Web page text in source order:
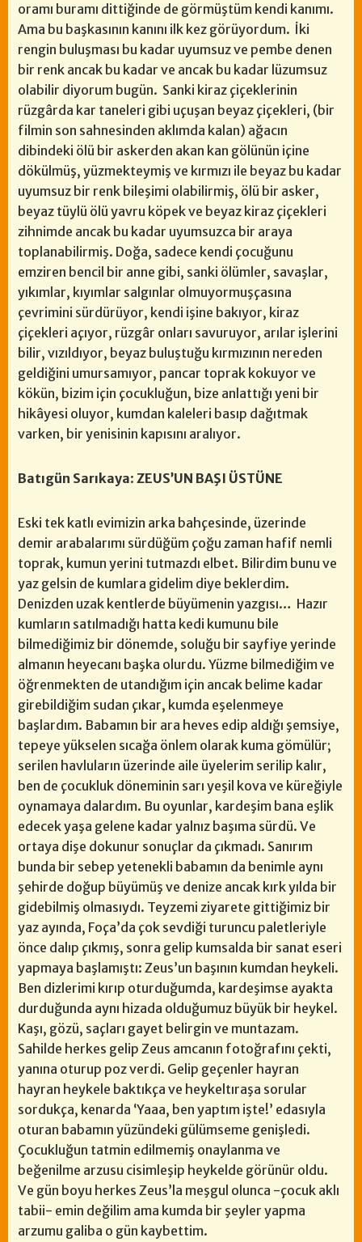
oramı buramı dittiğinde de görmüştüm kendi kanımı.
Ama bu başkasının kanını ilk kez görüyordum. İki
rengin buluşması bu kadar uyumsuz ve pembe denen
bir renk ancak bu kadar ve ancak bu kadar lüzumsuz
olabilir diyorum bugün. Sanki kiraz çiçeklerinin
rüzgârda kar taneleri gibi uçuşan beyaz çiçekleri, (bir
filmin son sahnesinden aklımda kalan) ağacın
dibindeki ölü bir askerden akan kan gölünün içine
dökülmüş, yüzmekteymiş ve kırmızı ile beyaz bu kadar
uyumsuz bir renk bileşimi olabilirmiş, ölü bir asker,
beyaz tüylü ölü yavru köpek ve beyaz kiraz çiçekleri
zihnimde ancak bu kadar uyumsuzca bir araya
toplanabilirmiş. Doğa, sadece kendi çocuğunu
emziren bencil bir anne gibi, sanki ölümler, savaşlar,
yıkımlar, kıyımlar salgınlar olmuyormuşçasına
çevrimini sürdürüyor, kendi işine bakıyor, kiraz
çiçekleri açıyor, rüzgâr onları savuruyor, arılar işlerini
bilir, vızıldıyor, beyaz buluştuğu kırmızının nereden
geldiğini umursamıyor, pancar toprak kokuyor ve
kökün, bizim için çocukluğun, bize anlattığı yeni bir
hikâyesi oluyor, kumdan kaleleri basıp dağıtmak
varken, bir yenisinin kapısını aralıyor.
Batıgün Sarıkaya:ZEUS’UN BAŞI ÜSTÜNE
Eski tek katlı evimizin arka bahçesinde, üzerinde
demir arabalarımı sürdüğüm çoğu zaman hafif nemli
toprak, kumun yerini tutmazdı elbet. Bilirdim bunu ve
yaz gelsin de kumlara gidelim diye beklerdim.
Denizden uzak kentlerde büyümenin yazgısı… Hazır
kumların satılmadığı hatta kedi kumunu bile
bilmediğimiz bir dönemde, soluğu bir sayfiye yerinde
almanın heyecanı başka olurdu. Yüzme bilmediğim ve
öğrenmekten de utandığım için ancak belime kadar
girebildiğim sudan çıkar, kumda eşelenmeye
başlardım. Babamın bir ara heves edip aldığı şemsiye,
tepeye yükselen sıcağa önlem olarak kuma gömülür;
serilen havluların üzerinde aile üyelerim serilip kalır,
ben de çocukluk döneminin sarı yeşil kova ve küreğiyle
oynamaya dalardım. Bu oyunlar, kardeşim bana eşlik
edecek yaşa gelene kadar yalnız başıma sürdü. Ve
ortaya dişe dokunur sonuçlar da çıkmadı. Sanırım
bunda bir sebep yetenekli babamın da benimle aynı
şehirde doğup büyümüş ve denize ancak kırk yılda bir
gidebilmiş olmasıydı. Teyzemi ziyarete gittiğimiz bir
yaz ayında, Foça’da çok sevdiği turuncu paletleriyle
önce dalıp çıkmış, sonra gelip kumsalda bir sanat eseri
yapmaya başlamıştı: Zeus’un başının kumdan heykeli.
Ben dizlerimi kırıp oturduğumda, kardeşimse ayakta
durduğunda aynı hizada olduğumuz büyük bir heykel.
Kaşı, gözü, saçları gayet belirgin ve muntazam.
Sahilde herkes gelip Zeus amcanın fotoğrafını çekti,
yanına oturup poz verdi. Gelip geçenler hayran
hayran heykele baktıkça ve heykeltıraşa sorular
sordukça, kenarda ‘Yaaa, ben yaptım işte!’ edasıyla
oturan babamın yüzündeki gülümseme genişledi.
Çocukluğun tatmin edilmemiş onaylanma ve
beğenilme arzusu cisimleşip heykelde görünür oldu.
Ve gün boyu herkes Zeus’la meşgul olunca -çocuk aklı
tabii- emin değilim ama kumda bir şeyler yapma
arzumu galiba o gün kaybettim.